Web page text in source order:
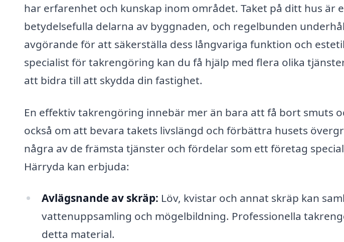
har erfarenhet och kunskap inom området. Taket på ditt hus är
betydelsefulla delarna av byggnaden, och regelbunden
avgörande för att säkerställa dess långvariga funktion och
specialist för takrengöring kan du få hjälp med flera olika
att bidra till att skydda din fastighet.
En effektiv takrengöring innebär mer än bara att få bort smuts
också om att bevara takets livslängd och förbättra husets
några av de främsta tjänster och fördelar som ett företag
Härryda kan erbjuda:
Avlägsnande av skräp: Löv, kvistar och annat skräp kan
vattenuppsamling och mögelbildning. Professionella
detta material.